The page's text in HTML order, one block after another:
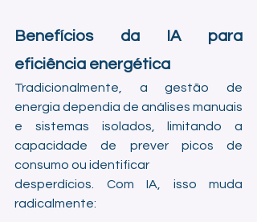
Benefícios da IA para
eficiência energética
Tradicionalmente, a gestão de
energia dependia de análises manuais
e sistemas isolados, limitando a
capacidade de prever picos de
consumo ou identificar
desperdícios. Com IA, isso muda
radicalmente: